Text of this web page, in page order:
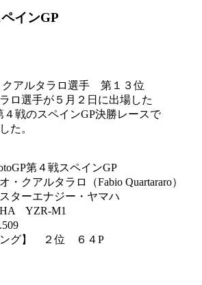
インGP
アルタラロ選手 第１３位
ロ選手が５月２日に出場した
４戦のスペインGP決勝レースで
た。
第４戦スペインGP
クアルタラロ（Fabio Quartararo）
ーエナジー・ヤマハ
YZR-M1
グ】 ２位 ６４P